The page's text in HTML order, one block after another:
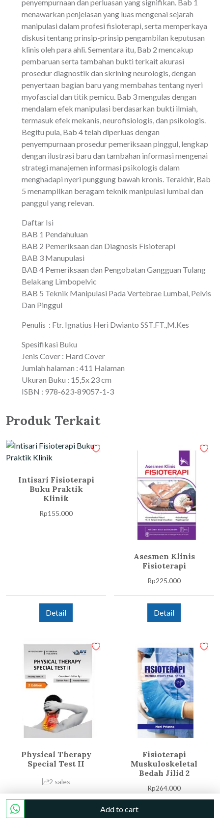
penyempurnaan dan perluasan yang signifikan. Bab 1
menawarkan penjelasan yang luas mengenai sejarah
manipulasi dalam profesi fisioterapi, serta memperkaya
diskusi tentang prinsip-prinsip pengambilan keputusan
klinis oleh para ahli. Sementara itu, Bab 2 mencakup
pembaruan serta tambahan bukti terkait akurasi
prosedur diagnostik dan skrining neurologis, dengan
penyertaan bagian baru yang membahas tentang nyeri
myofascial dan titik pemicu. Bab 3 mengulas dengan
mendalam efek manipulasi berdasarkan bukti ilmiah,
termasuk efek mekanis, neurofisiologis, dan psikologis.
Begitu pula, Bab 4 telah diperluas dengan
penyempurnaan prosedur pemeriksaan pinggul, lengkap
dengan ilustrasi baru dan tambahan informasi mengenai
strategi manajemen informasi psikologis dalam
menghadapi nyeri punggung bawah kronis. Terakhir, Bab
5 menampilkan beragam teknik manipulasi lumbal dan
panggul yang relevan.
Daftar Isi
BAB 1 Pendahuluan
BAB 2 Pemeriksaan dan Diagnosis Fisioterapi
BAB 3 Manupulasi
BAB 4 Pemeriksaan dan Pengobatan Gangguan Tulang
Belakang Limbopelvic
BAB 5 Teknik Manipulasi Pada Vertebrae Lumbal, Pelvis
Dan Pinggul
Penulis : Ftr. Ignatius Heri Dwianto SST.FT.,M.Kes
Spesifikasi Buku
Jenis Cover : Hard Cover
Jumlah halaman : 411 Halaman
Ukuran Buku : 15,5x 23 cm
ISBN : 978-623-89057-1-3
Produk Terkait
Intisari Fisioterapi
Buku Praktik
Klinik
Rp155.000
Detail
Asesmen Klinis
Fisioterapi
Rp225.000
Detail
Physical Therapy
Special Test II
2 sales
Fisioterapi
Muskuloskeletal
Bedah Jilid 2
Rp264.000
Add to cart